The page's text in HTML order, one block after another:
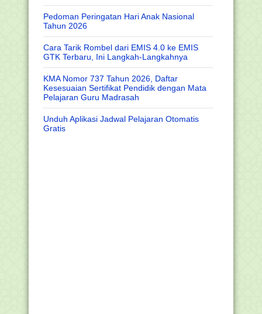
Pedoman Peringatan Hari Anak Nasional
Tahun 2026
Cara Tarik Rombel dari EMIS 4.0 ke EMIS
GTK Terbaru, Ini Langkah-Langkahnya
KMA Nomor 737 Tahun 2026, Daftar
Kesesuaian Sertifikat Pendidik dengan Mata
Pelajaran Guru Madrasah
Unduh Aplikasi Jadwal Pelajaran Otomatis
Gratis